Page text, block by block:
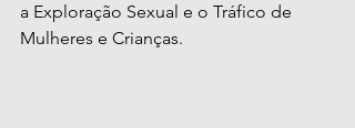
a Exploração Sexual e o Tráfico de
Mulheres e Crianças.